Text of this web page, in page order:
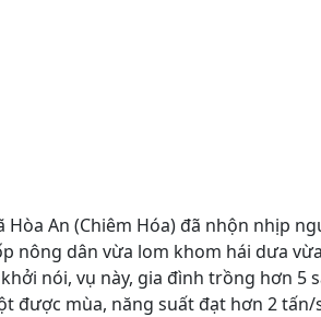
An (Chiêm Hóa) đã nhộn nhịp
dân vừa lom khom hái dưa
nói, vụ này, gia đình trồng hơn 5
được mùa, năng suất đạt hơn 2 tấn/